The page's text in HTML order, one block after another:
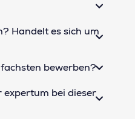
Handelt es sich um
bewerben?
expertum bei dieser